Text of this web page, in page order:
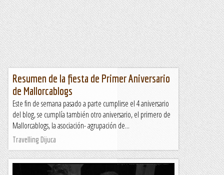
Resumen de la fiesta de Primer Aniversario
de Mallorcablogs
Este fin de semana pasado a parte cumplirse el 4 aniversario
del blog, se cumplía también otro aniversario, el primero de
Mallorcablogs, la asociación- agrupación de...
Travelling Dijuca